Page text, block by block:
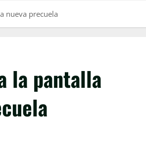
nueva precuela
la pantalla